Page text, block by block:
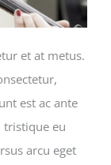
et at metus.
est ac ante
tristique eu
arcu eget